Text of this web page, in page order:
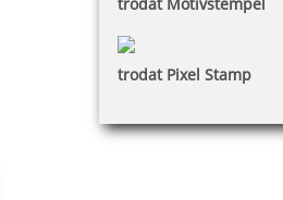
trodat Pixel Stamp